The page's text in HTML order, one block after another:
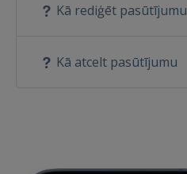
Kā rediģēt pasūtījumu
Kā atcelt pasūtījumu